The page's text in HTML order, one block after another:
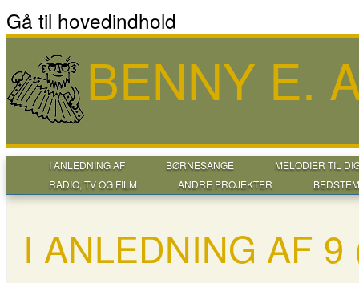
Gå til hovedindhold
BENNY E.
I ANLEDNING AF BØRNESANGE
MELODIER TIL
RADIO, TV OG FILM
ANDRE PROJEKTER
I ANLEDNING AF 9